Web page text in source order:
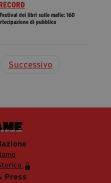
dei libri sulle mafie: 160
di pubblico
Successivo
Press